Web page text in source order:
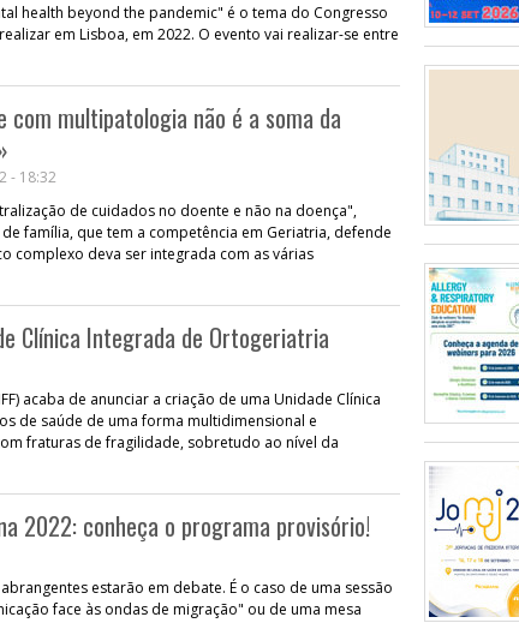
health beyond the pandemic" é o tema do Congresso
em Lisboa, em 2022. O evento vai realizar-se entre
com multipatologia não é a soma da
- 18:32
de cuidados no doente e não na doença",
família, que tem a competência em Geriatria, defende
complexo deva ser integrada com as várias
Clínica Integrada de Ortogeriatria
acaba de anunciar a criação de uma Unidade Clínica
de saúde de uma forma multidimensional e
fraturas de fragilidade, sobretudo ao nível da
2022: conheça o programa provisório!
estarão em debate. É o caso de uma sessão
face às ondas de migração" ou de uma mesa